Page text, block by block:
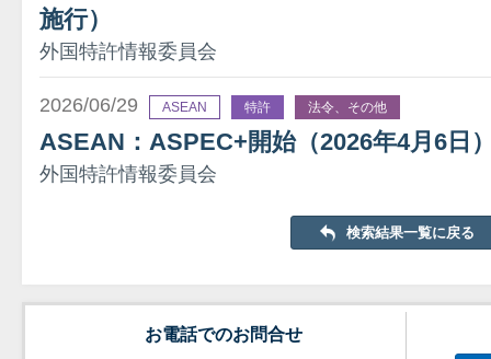
施行）
外国特許情報委員会
2026/06/29 ASEAN 特許 法令、その他
ASEAN：ASPEC+開始（2026年4月6日
外国特許情報委員会
検索結果一覧に戻る
お電話でのお問合せ